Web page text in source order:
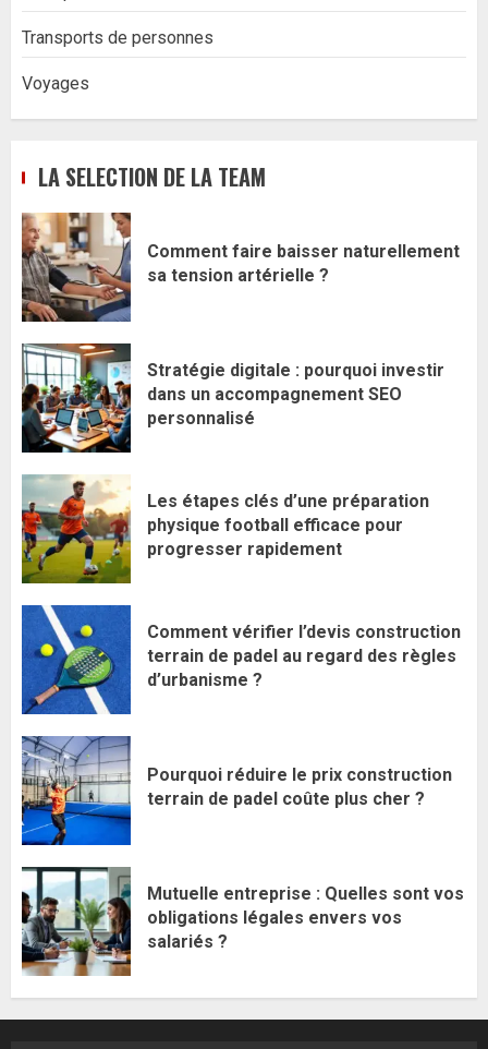
Transports de personnes
Voyages
LA SELECTION DE LA TEAM
Comment faire baisser naturellement
sa tension artérielle ?
Stratégie digitale : pourquoi investir
dans un accompagnement SEO
personnalisé
Les étapes clés d’une préparation
physique football efficace pour
progresser rapidement
Comment vérifier l’devis construction
terrain de padel au regard des règles
d’urbanisme ?
Pourquoi réduire le prix construction
terrain de padel coûte plus cher ?
Mutuelle entreprise : Quelles sont vos
obligations légales envers vos
salariés ?